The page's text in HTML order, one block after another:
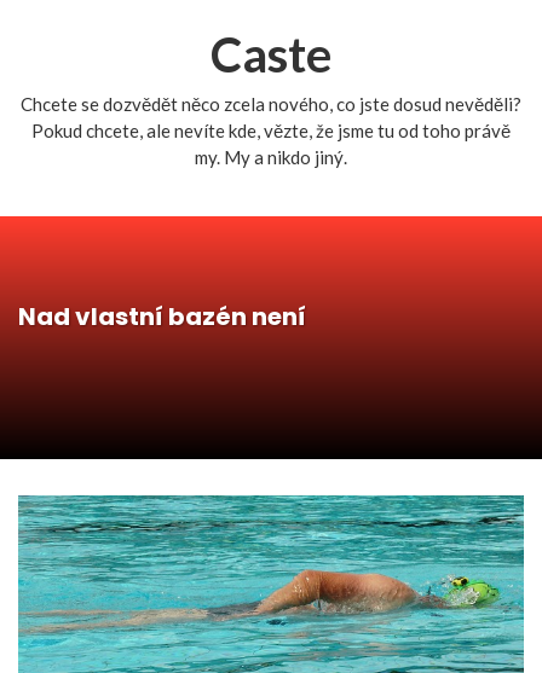
Caste
Chcete se dozvědět něco zcela nového, co jste dosud nevěděli?
Pokud chcete, ale nevíte kde, vězte, že jsme tu od toho právě
my. My a nikdo jiný.
Nad vlastní bazén není